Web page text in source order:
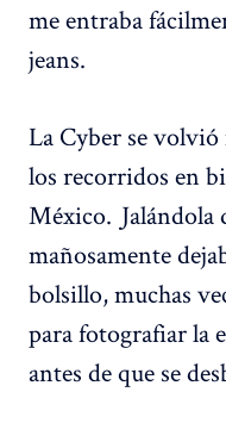
me entraba
jeans.
La Cyber se
los recorridos en
México. Jalándola
mañosamente
bolsillo, muchas
para fotografiar la
antes de que se